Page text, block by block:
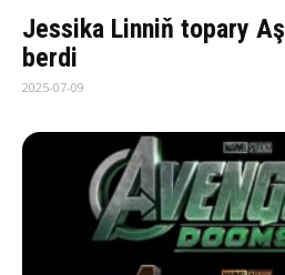
Jessika Linniň topary
berdi
2025-07-09